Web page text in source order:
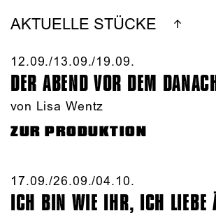
AKTUELLE STÜCKE
12.09./​13.09./​19.09.​
DER ABEND VOR DEM
von Lisa Wentz
ZUR PRODUKTION
17.09./​26.09./​04.10.​
ICH BIN WIE IHR, ICH LIEBE